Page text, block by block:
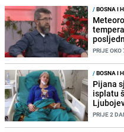
/BOSNA I
PRIJE OKO
/BOSNA I
Pijana
isplatu
PRIJE 2